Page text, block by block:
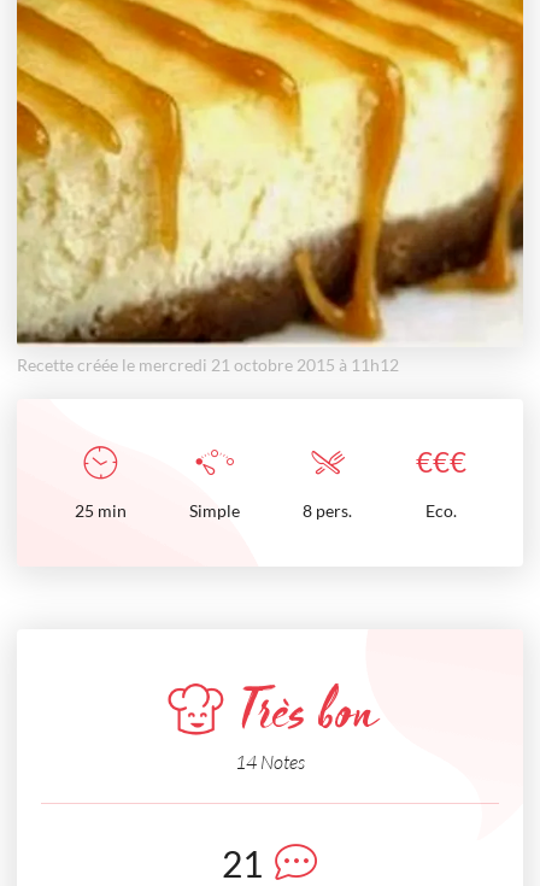
Recette créée le mercredi 21 octobre 2015 à 11h12
€€€
25 min Simple 8 pers. Eco.
Très bon
14 Notes
21